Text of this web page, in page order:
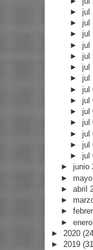
►jul
►jul
►jul
►jul
►jul
►jul
►jul
►jul
►jul
►jul
►jul
►jul
►jul
►jul
► junio
►
► abril
►
►
►
► 2020
► 2019